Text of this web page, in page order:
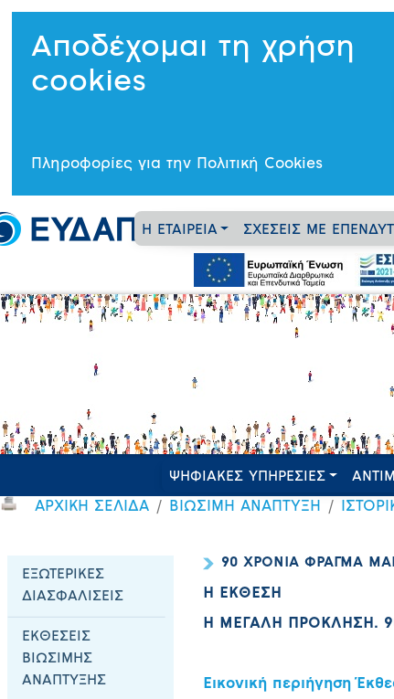
Αποδέχομαι τη χρήση
cookies
Πληροφορίες για την Πολιτική Cookies
Η ΕΤΑΙΡΕΙΑ ΣΧΕΣΕΙΣ ΜΕ
ΨΗΦΙΑΚΕΣ ΥΠΗΡΕΣΙΕΣ
ΑΡΧΙΚΗ ΣΕΛΙΔΑ ΒΙΩΣΙΜΗ ΑΝΑΠΤΥΞΗ
ΕΞΩΤΕΡΙΚΕΣ
ΔΙΑΣΦΑΛΙΣΕΙΣ
ΕΚΘΕΣΕΙΣ
ΒΙΩΣΙΜΗΣ
ΑΝΑΠΤΥΞΗΣ
90 ΧΡΟΝΙΑ ΦΡΑΓΜΑ
Η ΕΚΘΕΣΗ
Η ΜΕΓΑΛΗ ΠΡΟΚΛΗΣΗ.
Εικονική περιήγηση